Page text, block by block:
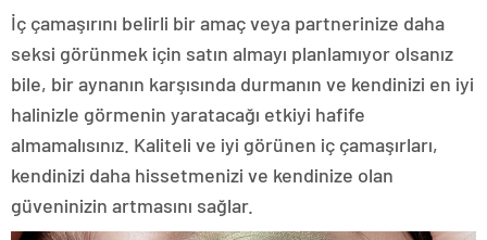
İç çamaşırını belirli bir amaç veya partnerinize daha
seksi görünmek için satın almayı planlamıyor olsanız
bile, bir aynanın karşısında durmanın ve kendinizi en iyi
halinizle görmenin yaratacağı etkiyi hafife
almamalısınız. Kaliteli ve iyi görünen iç çamaşırları,
kendinizi daha hissetmenizi ve kendinize olan
güveninizin artmasını sağlar.